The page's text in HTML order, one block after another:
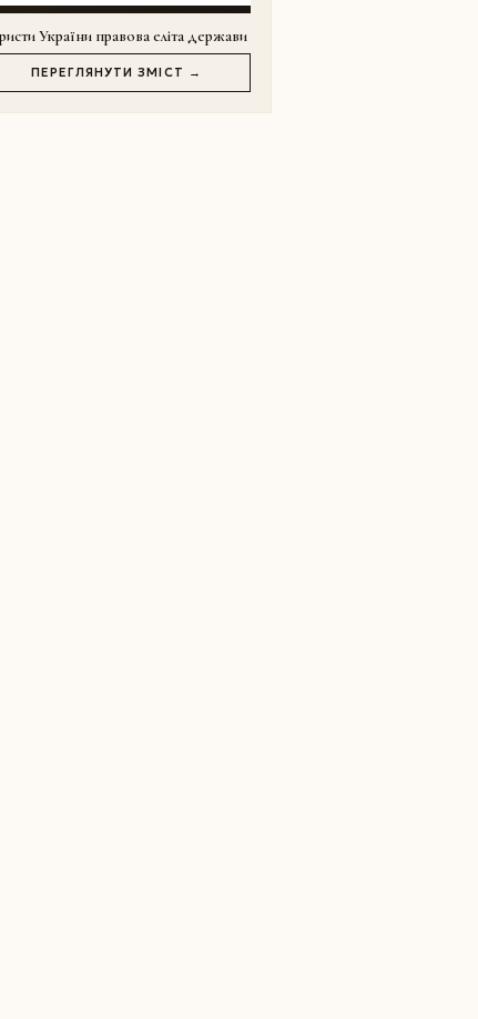
України правова еліта держави
ПЕРЕГЛЯНУТИ ЗМІСТ →